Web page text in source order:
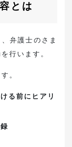
とは
弁護士のさま
行います。
。
る前にヒアリ